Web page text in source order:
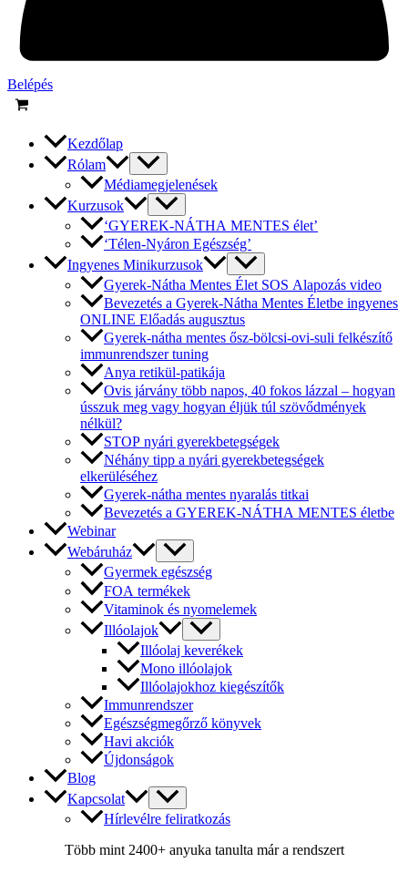
Belépés
Kezdőlap
Rólam
Médiamegjelenések
Kurzusok
‘GYEREK-NÁTHA MENTES élet’
‘Télen-Nyáron Egészség’
Ingyenes Minikurzusok
Gyerek-Nátha Mentes Élet SOS Alapozás video
Bevezetés a Gyerek-Nátha Mentes Életbe ingyenes
ONLINE Előadás augusztus
Gyerek-nátha mentes ősz-bölcsi-ovi-suli felkészítő
immunrendszer tuning
Anya retikül-patikája
Ovis járvány több napos, 40 fokos lázzal – hogyan
ússzuk meg vagy hogyan éljük túl szövődmények
nélkül?
STOP nyári gyerekbetegségek
Néhány tipp a nyári gyerekbetegségek
elkerüléséhez
Gyerek-nátha mentes nyaralás titkai
Bevezetés a GYEREK-NÁTHA MENTES életbe
Webinar
Webáruház
Gyermek egészség
FOA termékek
Vitaminok és nyomelemek
Illóolajok
Illóolaj keverékek
Mono illóolajok
Illóolajokhoz kiegészítők
Immunrendszer
Egészségmegőrző könyvek
Havi akciók
Újdonságok
Blog
Kapcsolat
Hírlevélre feliratkozás
Több mint 2400+ anyuka tanulta már a rendszert